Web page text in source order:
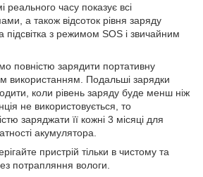
часу показує всі
а також відсоток рівня заряду
підсвітка з режимом SOS і звичайним
повністю зарядити портативну
використанням. Подальші зарядки
коли рівень заряду буде менш ніж
не використовується, то
заряджати її кожні 3 місяці для
акумулятора.
пристрій тільки в чистому та
потрапляння вологи.